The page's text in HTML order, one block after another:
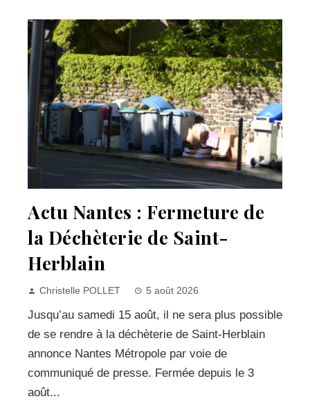
Actu Nantes : Fermeture de
la Déchèterie de Saint-
Herblain
Christelle POLLET 5 août 2026
Jusqu’au samedi 15 août, il ne sera plus possible
de se rendre à la déchèterie de Saint-Herblain
annonce Nantes Métropole par voie de
communiqué de presse. Fermée depuis le 3
août...